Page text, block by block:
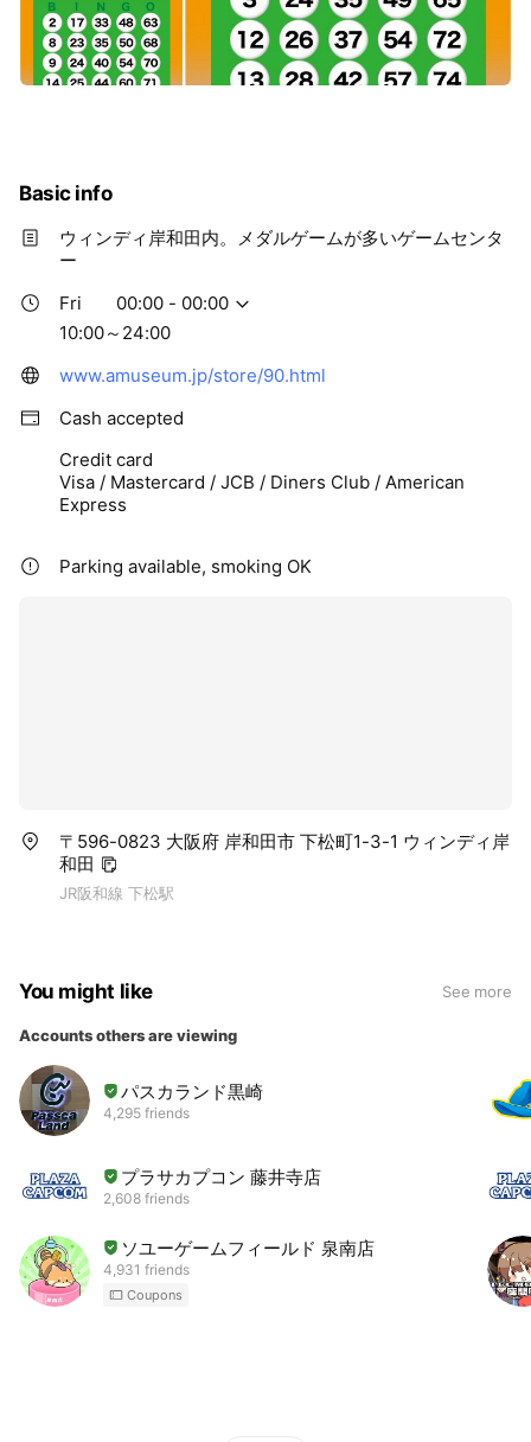
Basic info
ウィンディ岸和田内。メダルゲームが多いゲームセンタ
ー
Fri
00:00 - 00:00
10:00～24:00
www.amuseum.jp/store/90.html
Cash accepted
Credit card
Visa / Mastercard / JCB / Diners Club / American
Express
Parking available, smoking OK
〒596-0823 大阪府 岸和田市 下松町1-3-1 ウィンディ岸
和田
JR阪和線 下松駅
You might like See more
Accounts others are viewing
パスカランド黒崎
4,295 friends
プラサカプコン 藤井寺店
2,608 friends
ソユーゲームフィールド 泉南店
4,931 friends
Coupons